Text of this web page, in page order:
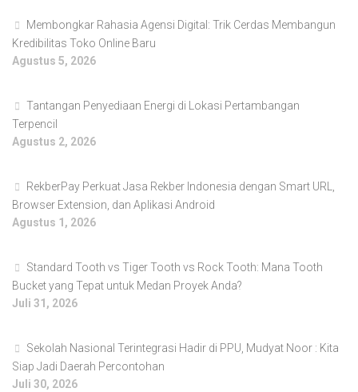
Membongkar Rahasia Agensi Digital: Trik Cerdas Membangun
Kredibilitas Toko Online Baru
Agustus 5, 2026
Tantangan Penyediaan Energi di Lokasi Pertambangan
Terpencil
Agustus 2, 2026
RekberPay Perkuat Jasa Rekber Indonesia dengan Smart URL,
Browser Extension, dan Aplikasi Android
Agustus 1, 2026
Standard Tooth vs Tiger Tooth vs Rock Tooth: Mana Tooth
Bucket yang Tepat untuk Medan Proyek Anda?
Juli 31, 2026
Sekolah Nasional Terintegrasi Hadir di PPU, Mudyat Noor : Kita
Siap Jadi Daerah Percontohan
Juli 30, 2026